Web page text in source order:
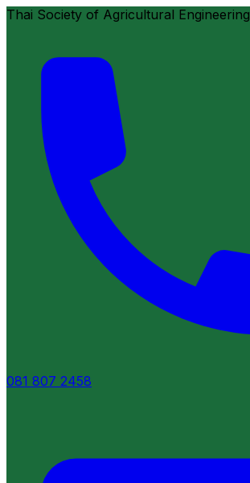
Thai Society of Agricultural Engineering
081 807 2458